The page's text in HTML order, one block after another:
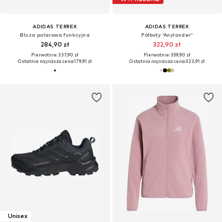
ADIDAS TERREX
Bluza polarowa funkcyjna
284,90 zł
Pierwotnie: 337,90 zł
Ostatnia najniższa cena:179,91 zł
ADIDAS TERREX
Półbuty 'Anylander'
322,90 zł
Pierwotnie: 359,90 zł
Ostatnia najniższa cena:323,91 zł
Unisex